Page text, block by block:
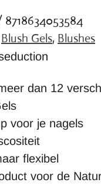
8718634053584
Blush Gels, Blushes
dan 12
voor je nagels
flexibel
voor de